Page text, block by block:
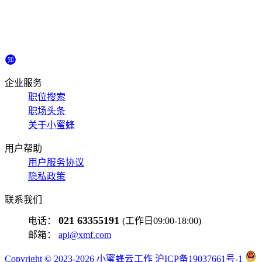
企业服务
职位搜索
职场头条
关于小蜜蜂
用户帮助
用户服务协议
隐私政策
联系我们
电话： 021 63355191 (工作日09:00-18:00)
邮箱： api@xmf.com
Copyright © 2023-2026 小蜜蜂云工作 沪ICP备19037661号-1